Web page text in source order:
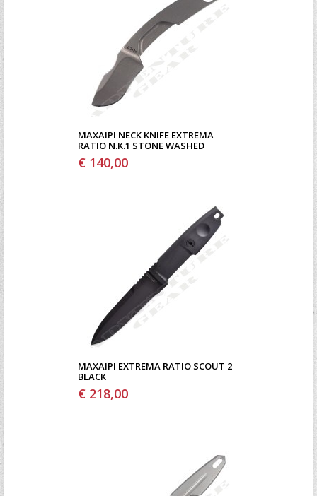
ΜΑΧΑΊΡΙ NECK KNIFE EXTREMA
RATIO N.K.1 STONE WASHED
€ 140,00
ΜΑΧΑΊΡΙ EXTREMA RATIO SCOUT 2
BLACK
€ 218,00